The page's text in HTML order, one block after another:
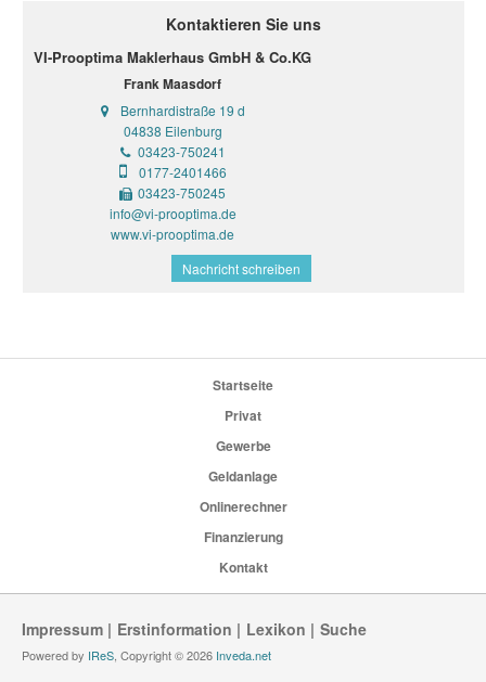
Kontaktieren Sie uns
VI-Prooptima Maklerhaus GmbH & Co.KG
Frank Maasdorf
Bernhardistraße 19 d
04838 Eilenburg
03423-750241
0177-2401466
03423-750245
info@vi-prooptima.de
www.vi-prooptima.de
Nachricht schreiben
Startseite
Privat
Gewerbe
Geldanlage
Onlinerechner
Finanzierung
Kontakt
Impressum Erstinformation Lexikon Suche
Powered by IReS , Copyright © 2026 Inveda.net